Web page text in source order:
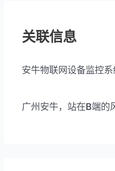
关联信息
安牛物联网设备监控
广州安牛，站在B端的